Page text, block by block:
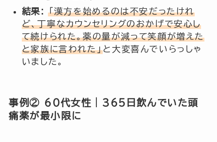
結果:
「漢方を始めるのは不安だったけれ
ど、丁寧なカウンセリングのおかげで安心し
て続けられた。薬の量が減って笑顔が増えた
と家族に言われた」 と大変喜んでいらっしゃ
いました。
事例② 60代女性｜365日飲んでいた頭
痛薬が最小限に